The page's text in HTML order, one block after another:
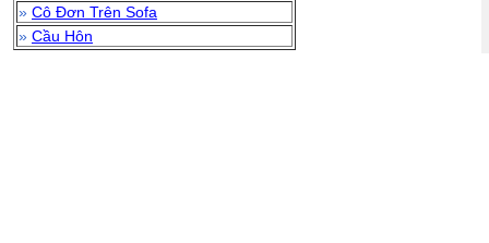
» Cô Đơn Trên Sofa
» Cầu Hôn